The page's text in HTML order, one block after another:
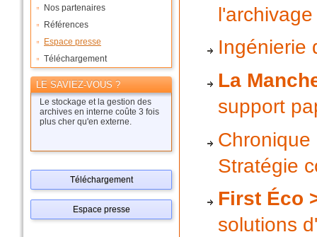
Nos partenaires
Références
Espace presse
Téléchargement
LE SAVIEZ-VOUS ?
Le stockage et la gestion des
archives en interne coûte 3 fois
plus cher qu'en externe.
Téléchargement
Espace presse
Ingénierie
La
support
Stratégie
First Éco
solutions